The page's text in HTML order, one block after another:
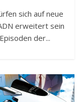
sich auf neue
erweitert sein
der...